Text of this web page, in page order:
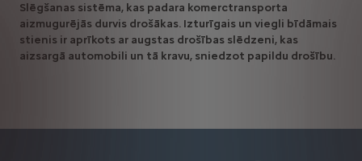
Slēgšanas sistēma, kas padara komerctransporta
aizmugurējās durvis drošākas. Izturīgais un viegli bīdāmais
stienis ir aprīkots ar augstas drošības slēdzeni, kas
aizsargā automobili un tā kravu, sniedzot papildu drošību.